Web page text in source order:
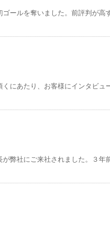
ールを奪いました。前評判が高
にあたり、お客様にインタビュ
弊社にご来社されました。３年